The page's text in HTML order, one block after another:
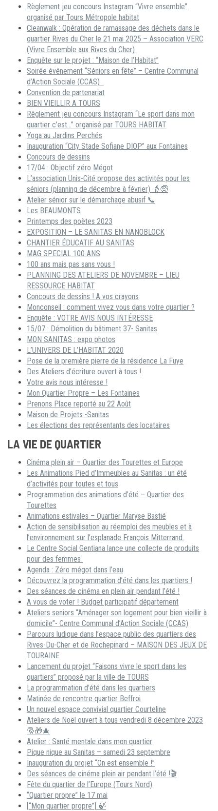
Règlement jeu concours Instagram “Vivre ensemble”
organisé par Tours Métropole habitat
Cleanwalk : Opération de ramassage des déchets dans le
quartier Rives du Cher le 21 mai 2025 – Association VERC
(Vivre Ensemble aux Rives du Cher)
Enquête sur le projet : “Maison de l’Habitat”
Soirée événement “Séniors en fête” – Centre Communal
d’Action Sociale (CCAS)
Convention de partenariat
BIEN VIEILLIR A TOURS
Règlement jeu concours Instagram “Le sport dans mon
quartier c’est…” organisé par TOURS HABITAT
Yoga au Jardins Perchés
Inauguration “City Stade Sofiane DIOP” aux Fontaines
Concours de dessins
17/04 : Objectif zéro Mégot
L’association Unis-Cité propose des activités pour les
séniors (planning de décembre à février) 👵🧓
Atelier sénior sur le démarchage abusif 📞
Les BEAUMONTS
Printemps des poètes 2023
EXPOSITION – LE SANITAS EN NANOBLOCK
CHANTIER ÉDUCATIF AU SANITAS
MAG SPECIAL 100 ANS
100 ans mais pas sans vous !
PLANNING DES ATELIERS DE NOVEMBRE – LIEU
RESSOURCE HABITAT
Concours de dessins ! A vos crayons
Monconseil : comment vivez vous dans votre quartier ?
Enquête : VOTRE AVIS NOUS INTÉRESSE
15/07 : Démolition du bâtiment 37- Sanitas
MON SANITAS : expo photos
L’UNIVERS DE L’HABITAT 2020
Pose de la première pierre de la résidence La Fuye
Des Ateliers d’écriture ouvert à tous !
Votre avis nous intéresse !
Mon Quartier Propre – Les Fontaines
Prenons Place reporté au 22 Août
Maison de Projets -Sanitas
Les élections des représentants des locataires
LA VIE DE QUARTIER
Cinéma plein air – Quartier des Tourettes et Europe
Les Animations Pied d’Immeubles au Sanitas : un été
d’activités pour toutes et tous
Programmation des animations d’été – Quartier des
Tourettes
Animations estivales – Quartier Maryse Bastié
Action de sensibilisation au réemploi des meubles et à
l’environnement sur l’esplanade François Mitterrand.
Le Centre Social Gentiana lance une collecte de produits
pour des femmes
Agenda : Zéro mégot dans l’eau
Découvrez la programmation d’été dans les quartiers !
Des séances de cinéma en plein air pendant l’été !
A vous de voter ! Budget participatif département
Ateliers seniors “Aménager son logement pour bien vieillir à
domicile”- Centre Communal d’Action Sociale (CCAS)
Parcours ludique dans l’espace public des quartiers des
Rives-Du-Cher et de Rochepinard – MAISON DES JEUX DE
TOURAINE
Lancement du projet “Faisons vivre le sport dans les
quartiers” proposé par la ville de TOURS
La programmation d’été dans les quartiers
Matinée de rencontre quartier Beffroi
Un nouvel espace convivial quartier Courteline
Ateliers de Noël ouvert à tous vendredi 8 décembre 2023
🎅🎁🎄
Atelier : Santé mentale dans mon quartier
Pique nique au Sanitas – samedi 23 septembre
Inauguration du projet “On est ensemble !”
Des séances de cinéma plein air pendant l’été !🎬
Fête du quartier de l’Europe (Tours Nord)
“Quartier propre” le 17 mai
[“Mon quartier propre”] 🍃